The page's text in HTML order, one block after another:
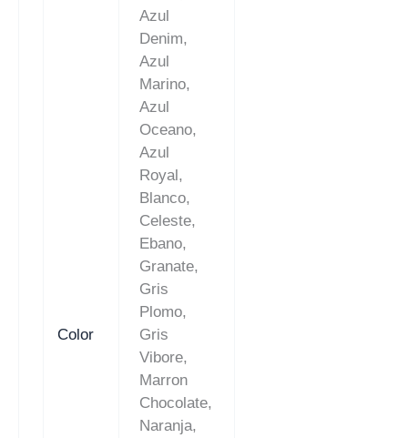
Color
Azul
Denim,
Azul
Marino,
Azul
Oceano,
Azul
Royal,
Blanco,
Celeste,
Ebano,
Granate,
Gris
Plomo,
Gris
Vibore,
Marron
Chocolate,
Naranja,